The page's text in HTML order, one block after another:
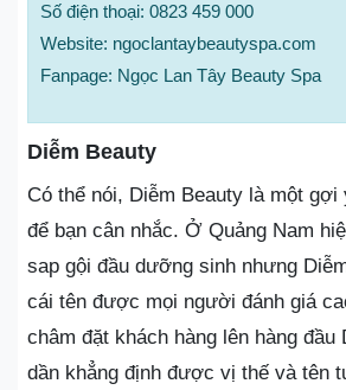
Số điện thoại: 0823 459 000
Website: ngoclantaybeautyspa.com
Fanpage: Ngọc Lan Tây Beauty Spa
Diễm Beauty
Có thể nói, Diễm Beauty là một gợi
để bạn cân nhắc. Ở Quảng Nam
sap gội đầu dưỡng sinh nhưng
cái tên được mọi người đánh giá
châm đặt khách hàng lên hàng đầu
dần khẳng định được vị thế và tên